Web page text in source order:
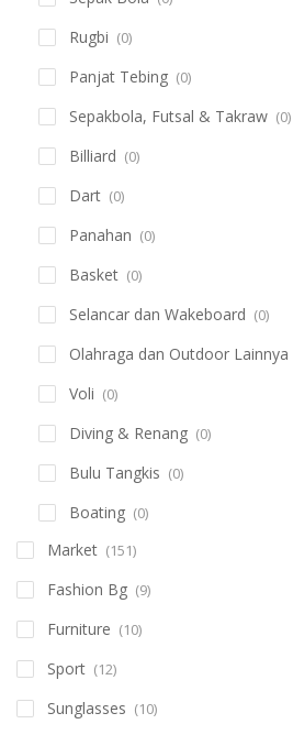
Rugbi (0)
Panjat Tebing (0)
Sepakbola, Futsal & Takraw (0)
Billiard (0)
Dart (0)
Panahan (0)
Basket (0)
Selancar dan Wakeboard (0)
Olahraga dan Outdoor Lainnya
Voli (0)
Diving & Renang (0)
Bulu Tangkis (0)
Boating (0)
Market (151)
Fashion Bg (9)
Furniture (10)
Sport (12)
Sunglasses (10)